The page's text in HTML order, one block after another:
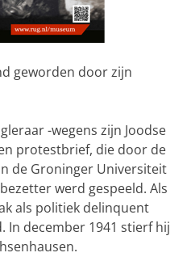
geworden door zijn
-wegens zijn Joodse
protestbrief, die door de
de Groninger Universiteit
werd gespeeld. Als
als politiek delinquent
In december 1941 stierf hij